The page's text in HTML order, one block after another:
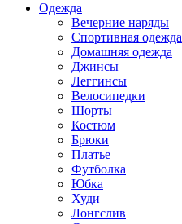
Одежда
Вечерние наряды
Спортивная одежда
Домашняя одежда
Джинсы
Леггинсы
Велосипедки
Шорты
Костюм
Брюки
Платье
Футболка
Юбка
Худи
Лонгслив